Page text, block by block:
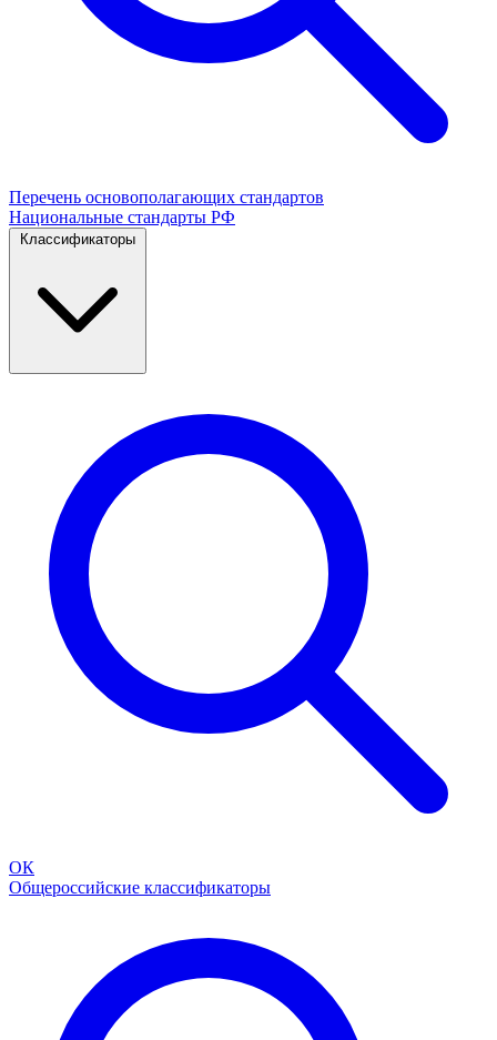
Перечень основополагающих стандартов
Национальные стандарты РФ
Классификаторы
ОК
Общероссийские классификаторы